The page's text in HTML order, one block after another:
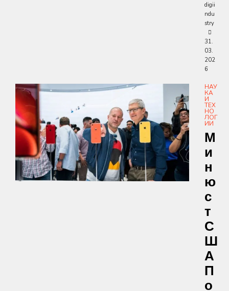
digii
ndu
stry
31.
03.
202
6
НАУ
КА
И
ТЕХ
НО
ЛОГ
ИИ
М
И
Н
Ю
С
Т
С
Ш
А
П
О